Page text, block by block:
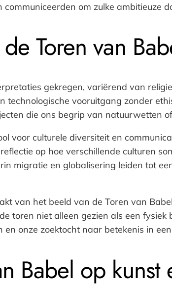
om zulke ambitieuze
Toren van
gekregen, variërend van
vooruitgang zonder
die ons begrip van natuurwetten
voor culturele diversiteit en
op hoe verschillende culturen
migratie en globalisering leiden tot
van het beeld van de Toren van
toren niet alleen gezien als een
onze zoektocht naar betekenis in
Babel op kunst